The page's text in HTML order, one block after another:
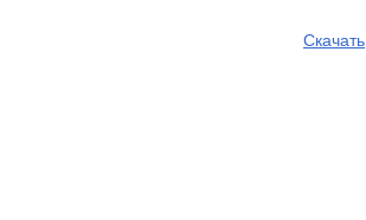
Скачать